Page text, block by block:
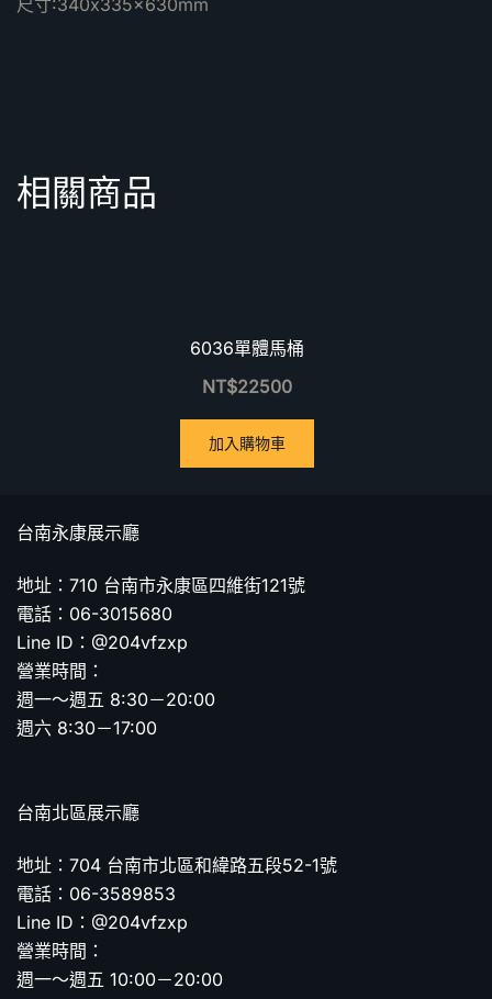
相關商品
6036單體馬桶
NT$22500
加入購物車
台南永康展示廳
地址：710 台南市永康區四維街121號
電話：06-3015680
Line ID：@204vfzxp
營業時間：
週一～週五 8:30－20:00
週六 8:30－17:00
台南北區展示廳
地址：704 台南市北區和緯路五段52-1號
電話：06-3589853
Line ID：@204vfzxp
營業時間：
週一～週五 10:00－20:00